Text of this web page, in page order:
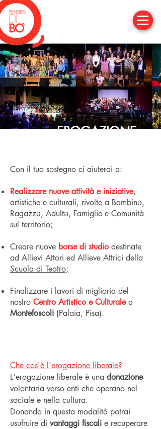
EROGAZIONE
Con il tuo sostegno ci aiuterai a:
Realizzare nuove attività e iniziative,
artistiche e culturali, rivolte a Bambinə,
Ragazzə, Adultə, Famiglie e Comunità
sul territorio;
Creare nuove borse di studio destinate
ad Allievi Attori ed Allieve Attrici della
Scuola di Teatro;
Finalizzare i lavori di miglioria del
nostro Centro Artistico e Culturalea
Montefoscoli (Palaia, Pisa).
Che cos'è l'erogazione liberale?
L'erogazione liberale è una donazione
volontaria verso enti che operano nel
sociale e nella cultura.
Donando in questa modalità potrai
usufruire di vantaggi fiscali e recuperare